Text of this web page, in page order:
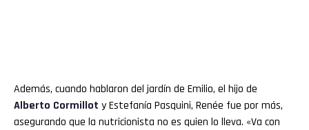
Además, cuando hablaron del jardín de Emilio, el hijo de
Alberto Cormillot y Estefanía Pasquini, Renée fue por más,
asegurando que la nutricionista no es quien lo lleva. «Va con